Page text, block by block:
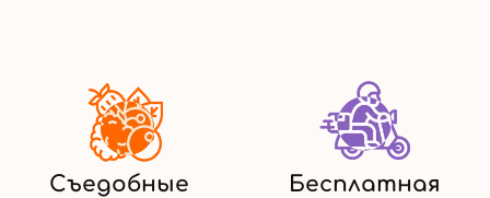
Съедобные
Бесплатная